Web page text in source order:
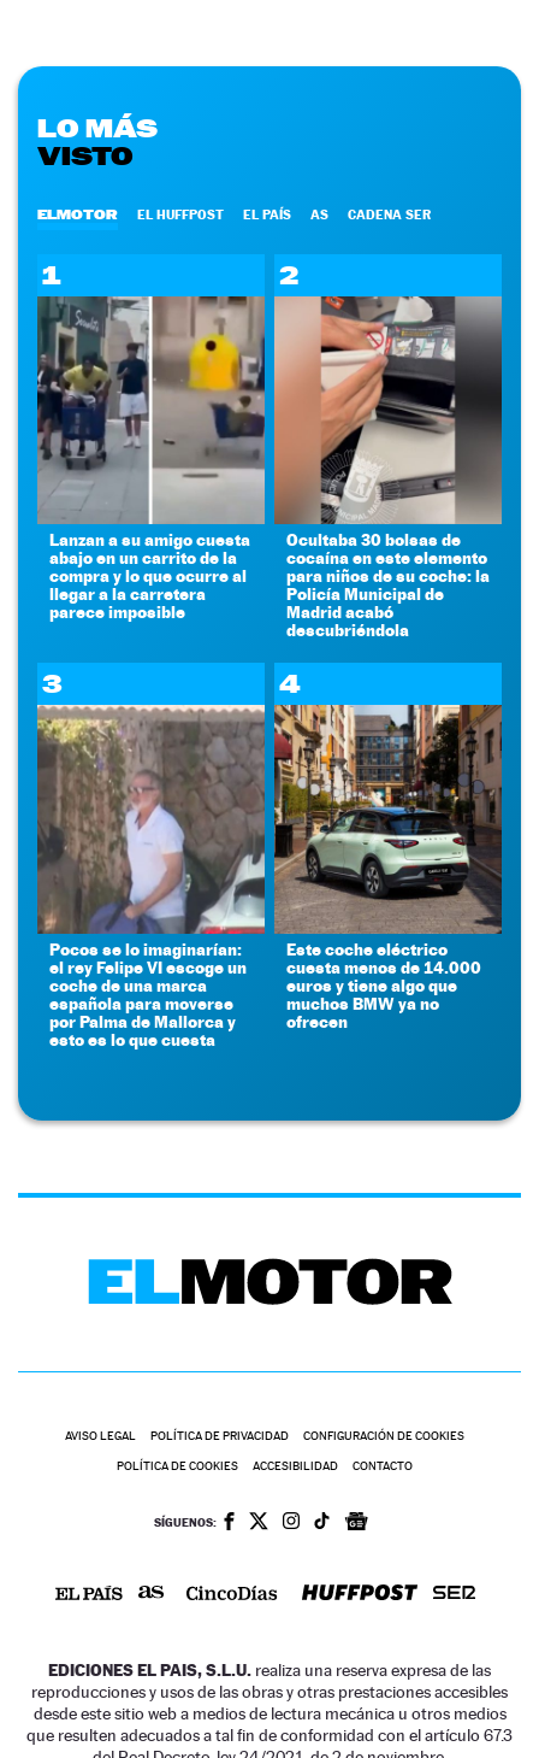
LO MÁS
VISTO
ELMOTOR EL HUFFPOST EL PAÍS AS CADENA SER
1
Lanzan a su amigo cuesta
abajo en un carrito de la
compra y lo que ocurre al
llegar a la carretera
parece imposible
2
Ocultaba 30 bolsas de
cocaína en este elemento
para niños de su coche: la
Policía Municipal de
Madrid acabó
descubriéndola
3
Pocos se lo imaginarían:
el rey Felipe VI escoge un
coche de una marca
española para moverse
por Palma de Mallorca y
esto es lo que cuesta
4
Este coche eléctrico
cuesta menos de 14.000
euros y tiene algo que
muchos BMW ya no
ofrecen
AVISO LEGAL POLÍTICA DE PRIVACIDAD CONFIGURACIÓN DE COOKIES
POLÍTICA DE COOKIES ACCESIBILIDAD CONTACTO
SÍGUENOS:
EDICIONES EL PAIS, S.L.U. realiza una reserva expresa de las
reproducciones y usos de las obras y otras prestaciones accesibles
desde este sitio web a medios de lectura mecánica u otros medios
que resulten adecuados a tal fin de conformidad con el artículo 67.3